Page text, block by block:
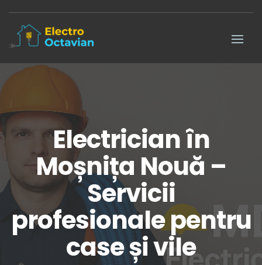
Electrician în
Moșnița Nouă –
Servicii
profesionale pentru
case și vile